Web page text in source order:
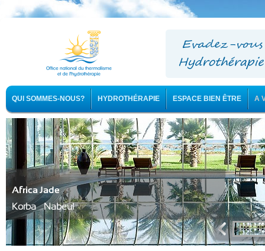
QUI SOMMES-NOUS? HYDROTHÉRAPIE ESPACE BIEN ÊTRE A
Africa Jade
Korba - Nabeul